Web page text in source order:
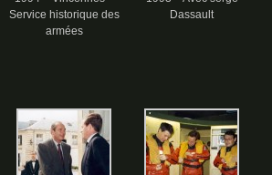
Service historique des
armées
Dassault